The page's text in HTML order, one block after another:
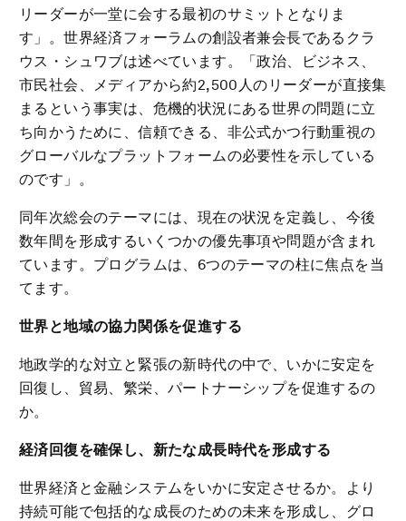
リーダーが一堂に会する最初のサミットとなりま
す」。世界経済フォーラムの創設者兼会長であるクラ
ウス・シュワブは述べています。「政治、ビジネス、
市民社会、メディアから約2,500人のリーダーが直接集
まるという事実は、危機的状況にある世界の問題に立
ち向かうために、信頼できる、非公式かつ行動重視の
グローバルなプラットフォームの必要性を示している
のです」。
同年次総会のテーマには、現在の状況を定義し、今後
数年間を形成するいくつかの優先事項や問題が含まれ
ています。プログラムは、6つのテーマの柱に焦点を当
てます。
世界と地域の協力関係を促進する
地政学的な対立と緊張の新時代の中で、いかに安定を
回復し、貿易、繁栄、パートナーシップを促進するの
か。
経済回復を確保し、新たな成長時代を形成する
世界経済と金融システムをいかに安定させるか。より
持続可能で包括的な成長のための未来を形成し、グロ